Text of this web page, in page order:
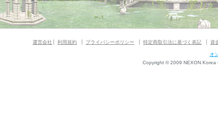
運営会社 利用規約 プライバシーポリシー 特定商取引法に基づく表記 資
オ
Copyright © 2009 NEXON Korea